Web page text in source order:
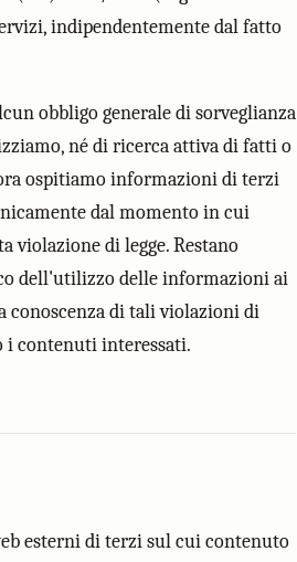
indipendentemente dal fatto
obbligo generale di sorveglianza
né di ricerca attiva di fatti o
ospitiamo informazioni di terzi
dal momento in cui
violazione di legge. Restano
dell'utilizzo delle informazioni ai
conoscenza di tali violazioni di
i contenuti interessati.
esterni di terzi sul cui contenuto